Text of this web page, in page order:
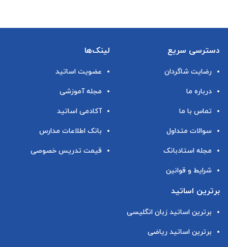
دسترسی سریع
رضایت شاگردان
درباره ما
تماس با ما
سوالات متداول
مجله استادبانک
شرایط و قوانین
لینک‌ها
عضویت اساتید
مجله آموزشی
آکادمی اساتید
بانک اطلاعات مدارس
قیمت تدریس خصوصی
برترین اساتید
برترین اساتید زبان انگلیسی
برترین اساتید ریاضی